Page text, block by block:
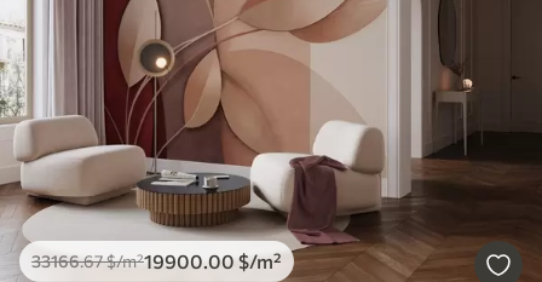
33166.67$/m²19900.00$/m²